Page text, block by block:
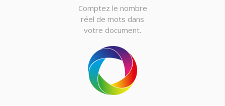
Comptez le nombre
réel de mots dans
votre document.